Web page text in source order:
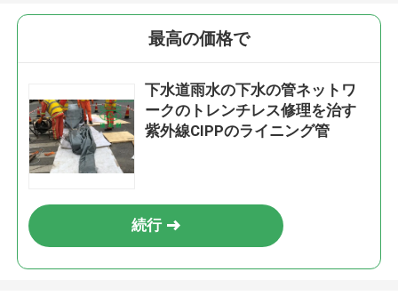
送信
最高の価格で
下水道雨水の下水の管ネットワ
ークのトレンチレス修理を治す
紫外線CIPPのライニング管
続行